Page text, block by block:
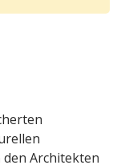
Architekten